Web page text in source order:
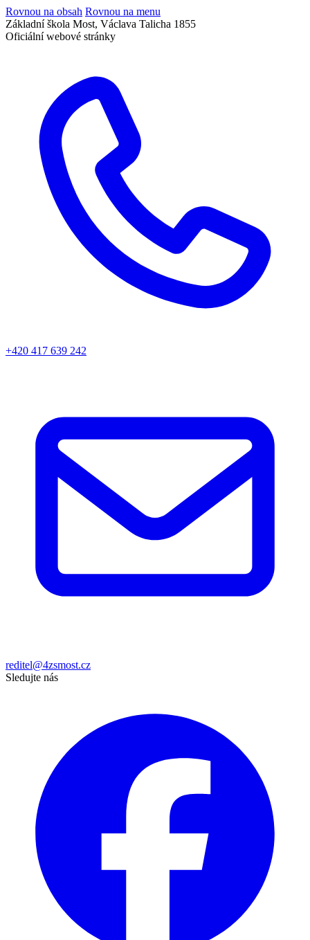
Rovnou na obsah Rovnou na menu
Základní škola Most, Václava Talicha 1855
Oficiální webové stránky
+420 417 639 242
reditel@4zsmost.cz
Sledujte nás